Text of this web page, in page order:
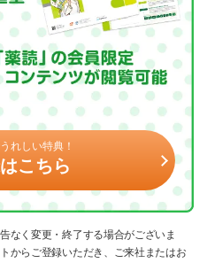
れしい特典！
こちら
なく変更・終了する場合がございま
からご登録いただき、ご来社またはお